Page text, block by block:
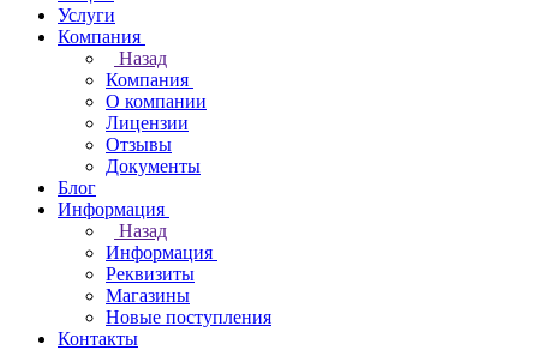
Услуги
Компания
Назад
Компания
О компании
Лицензии
Отзывы
Документы
Блог
Информация
Назад
Информация
Реквизиты
Магазины
Новые поступления
Контакты